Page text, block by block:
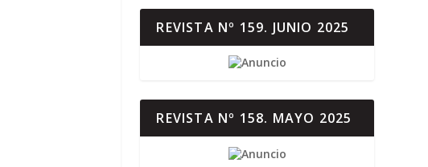
REVISTA Nº 159. JUNIO 2025
REVISTA Nº 158. MAYO 2025